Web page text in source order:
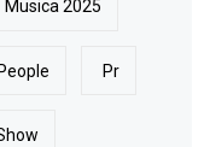
Musica 2025
Pr